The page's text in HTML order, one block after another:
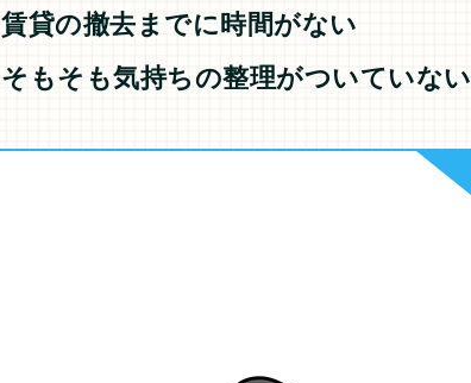
賃貸の撤去までに時間がない
そもそも気持ちの整理がついていない